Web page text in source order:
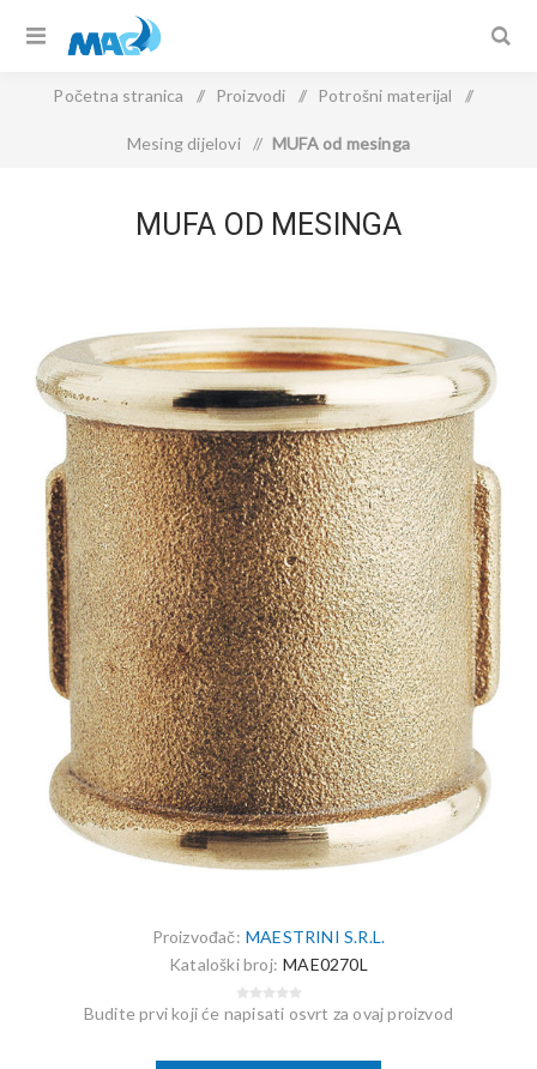
Početna stranica / Proizvodi / Potrošni materijal /
Mesing dijelovi / MUFA od mesinga
MUFA OD MESINGA
Proizvođač: MAESTRINI S.R.L.
Kataloški broj: MAE0270L
Budite prvi koji će napisati osvrt za ovaj proizvod